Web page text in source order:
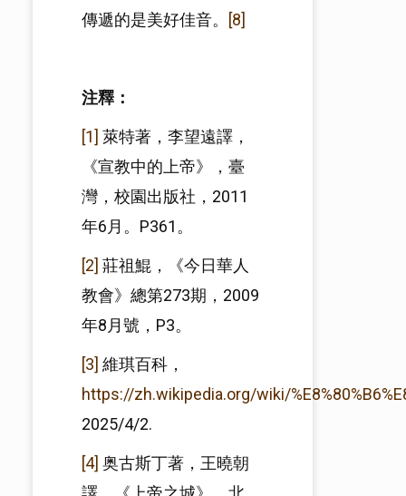
傳遞的是美好佳音。 [8]
注釋：
[1] 萊特著，李望遠譯，
《宣教中的上帝》，臺
灣，校園出版社，2011
年6月。P361。
[2] 莊祖鯤，《今日華人
教會》總第273期，2009
年8月號，P3。
[3] 維琪百科，
https://zh.wikipedia.org/wiki/
2025/4/2.
[4] 奥古斯丁著，王曉朝